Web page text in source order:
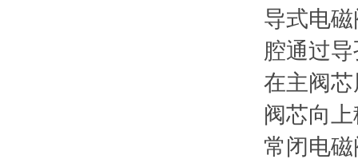
导式电
腔通过
在主阀
阀芯向
常闭电